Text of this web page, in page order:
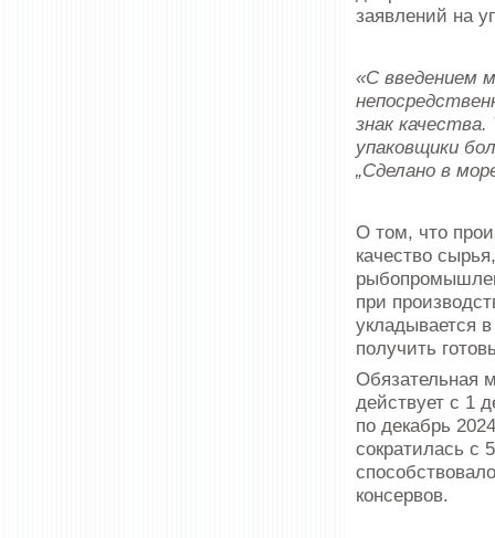
заявлений на
«С введением
знак
упаковщики
„Сделано в
О том, что
качество
при
укладывается
получить
Обязательная
действует с 1
по декабрь
сократилась с
консервов.